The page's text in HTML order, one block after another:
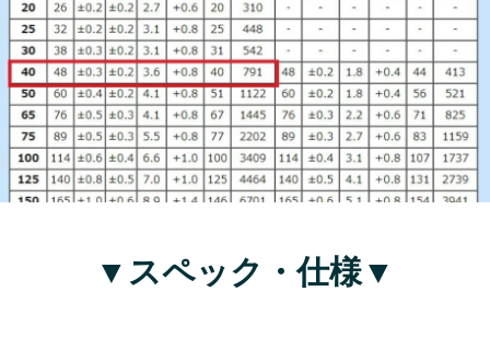
▼スペック・仕様▼